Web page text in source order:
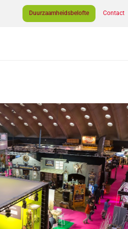
Duurzaamheidsbelofte Contact